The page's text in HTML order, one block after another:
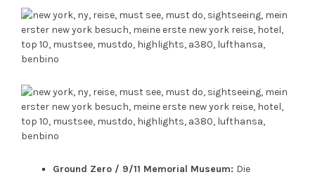
Ground Zero / 9/11 Memorial Museum: Die